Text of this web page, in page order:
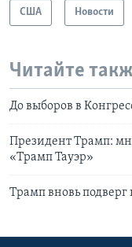
США Новости
Читайте
До выборов в
Президент Трамп:
«Трамп Тауэр»
Трамп вновь